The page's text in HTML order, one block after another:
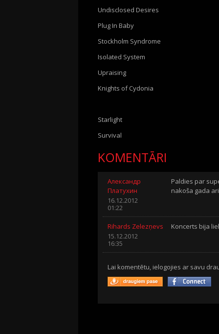
Undisclosed Desires
Plug In Baby
Stockholm Syndrome
Isolated System
Upraising
Knights of Cydonia
Starlight
Survival
KOMENTĀRI
Александр
Платухин
16.12.2012
01:22
Paldies par
nakoša gada
Rihards Zelezņevs
15.12.2012
16:35
Koncerts bija
Lai komentētu, ielogojies ar savu